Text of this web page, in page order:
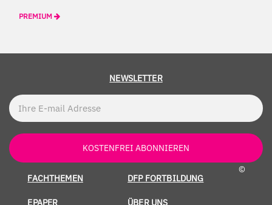
PREMIUM
NEWSLETTER
KOSTENFREI ABONNIEREN
FACHTHEMEN DFP FORTBILDUNG
EPAPER ÜBER UNS
©